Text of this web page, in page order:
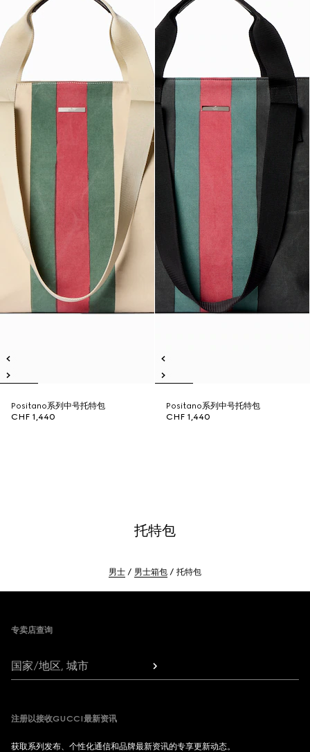
Positano系列中号托特包
CHF 1,440
Positano系列中号托特包
CHF 1,440
托特包
男士 男士箱包 托特包
专卖店查询
国家/地区, 城市
注册以接收GUCCI最新资讯
获取系列发布、个性化通信和品牌最新资讯的专享更新动态。